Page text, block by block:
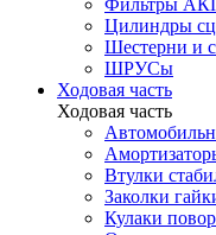
Фильтры
Цилиндры
Шестерни и
ШРУСы
Ходовая часть
Ходовая часть
Втулки
Заколки
Кулаки